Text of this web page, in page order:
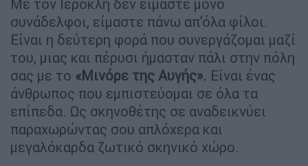
Με τον Ιεροκλή δεν είμαστε μόνο
συνάδελφοι, είμαστε πάνω απ’όλα φίλοι.
Είναι η δεύτερη φορά που συνεργάζομαι μαζί
του, μιας και πέρυσι ήμασταν πάλι στην πόλη
σας με το «Μινόρε της Αυγής». Είναι ένας
άνθρωπος που εμπιστεύομαι σε όλα τα
επίπεδα. Ως σκηνοθέτης σε αναδεικνύει
παραχωρώντας σου απλόχερα και
μεγαλόκαρδα ζωτικό σκηνικό χώρο.